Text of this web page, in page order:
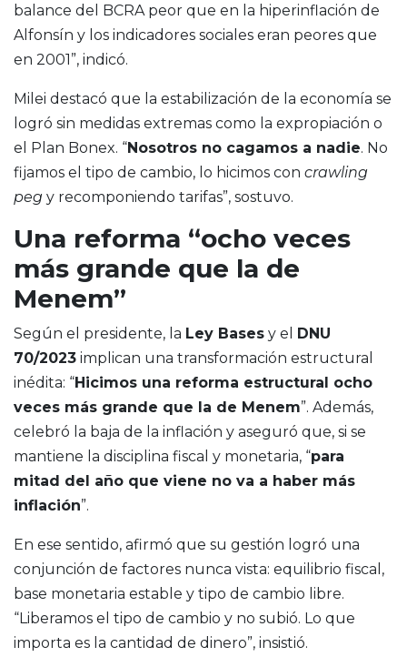
balance del BCRA peor que en la hiperinflación de
Alfonsín y los indicadores sociales eran peores que
en 2001”, indicó.
Milei destacó que la estabilización de la economía se
logró sin medidas extremas como la expropiación o
el Plan Bonex. “Nosotros no cagamos a nadie. No
fijamos el tipo de cambio, lo hicimos con crawling
peg y recomponiendo tarifas”, sostuvo.
Una reforma “ocho veces
más grande que la de
Menem”
Según el presidente, la Ley Bases y el DNU
70/2023 implican una transformación estructural
inédita: “Hicimos una reforma estructural ocho
veces más grande que la de Menem”. Además,
celebró la baja de la inflación y aseguró que, si se
mantiene la disciplina fiscal y monetaria, “para
mitad del año que viene no va a haber más
inflación”.
En ese sentido, afirmó que su gestión logró una
conjunción de factores nunca vista: equilibrio fiscal,
base monetaria estable y tipo de cambio libre.
“Liberamos el tipo de cambio y no subió. Lo que
importa es la cantidad de dinero”, insistió.